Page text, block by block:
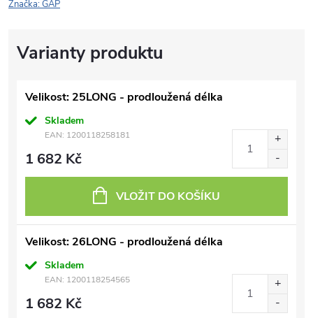
Značka:GAP
Velikost: 25LONG - prodloužená délka
Skladem
EAN: 1200118258181
1 682 Kč
VLOŽIT DO KOŠÍKU
Velikost: 26LONG - prodloužená délka
Skladem
EAN: 1200118254565
1 682 Kč